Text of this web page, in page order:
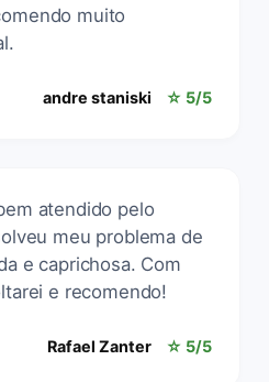
muito
andre staniski ☆ 5/5
atendido pelo
meu problema de
e caprichosa. Com
e recomendo!
Rafael Zanter ☆ 5/5